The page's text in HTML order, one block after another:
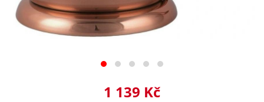
1 139 Kč